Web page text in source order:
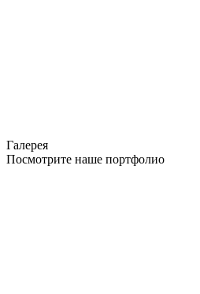
Галерея
Посмотрите наше портфолио